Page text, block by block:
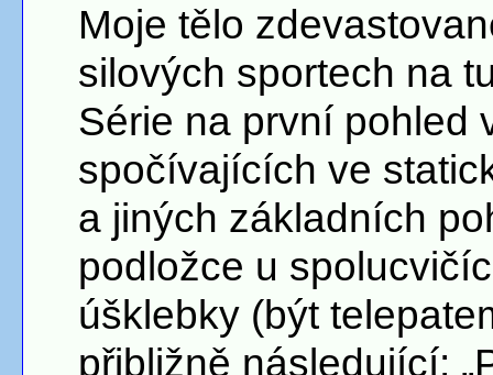
Moje tělo
silových sportech na
Série na první pohled
spočívajících ve
a jiných základních
podložce u
úšklebky (být
přibližně následující: